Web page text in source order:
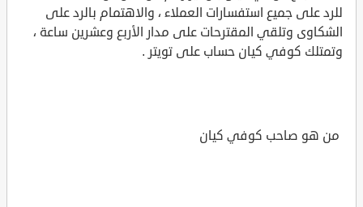
للرد على جميع استفسارات العملاء ، والاهتمام بالرد على
الشكاوى وتلقي المقترحات على مدار الأربع وعشرين ساعة ،
وتمتلك كوفي كيان حساب على تويتر .
من هو صاحب كوفي كيان